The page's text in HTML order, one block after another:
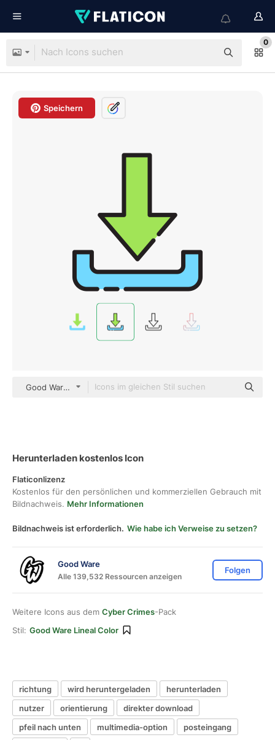
0
Speichern
Good Ware Lineal Color
Herunterladen kostenlos Icon
Flaticonlizenz
Kostenlos für den persönlichen und kommerziellen Gebrauch mit
Bildnachweis. Mehr Informationen
Bildnachweis ist erforderlich. Wie habe ich Verweise zu setzen?
Good Ware
Alle 139,532 Ressourcen anzeigen
Folgen
Weitere Icons aus dem Cyber Crimes-Pack
Stil: Good Ware Lineal Color
richtung wird heruntergeladen
herunterladen
nutzer
orientierung
direkter download
pfeil nach unten
multimedia-option
posteingang